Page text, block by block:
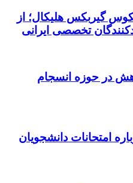
گیربکس هلیکال؛ از
پژوهش در حوزه انسجام
امتحانات دانشجویان